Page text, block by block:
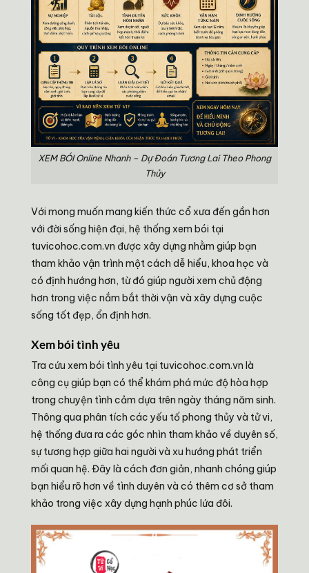
XEM BÓI Online Nhanh – Dự Đoán Tương Lai Theo Phong
Thủy
Với mong muốn mang kiến thức cổ xưa đến gần hơn
với đời sống hiện đại, hệ thống xem bói tại
tuvicohoc.com.vn được xây dựng nhằm giúp bạn
tham khảo vận trình một cách dễ hiểu, khoa học và
có định hướng hơn, từ đó giúp người xem chủ động
hơn trong việc nắm bắt thời vận và xây dựng cuộc
sống tốt đẹp, ổn định hơn.
Xem bói tình yêu
Tra cứu xem bói tình yêu tại tuvicohoc.com.vn là
công cụ giúp bạn có thể khám phá mức độ hòa hợp
trong chuyện tình cảm dựa trên ngày tháng năm sinh.
Thông qua phân tích các yếu tố phong thủy và tử vi,
hệ thống đưa ra các góc nhìn tham khảo về duyên số,
sự tương hợp giữa hai người và xu hướng phát triển
mối quan hệ. Đây là cách đơn giản, nhanh chóng giúp
bạn hiểu rõ hơn về tình duyên và có thêm cơ sở tham
khảo trong việc xây dựng hạnh phúc lứa đôi.